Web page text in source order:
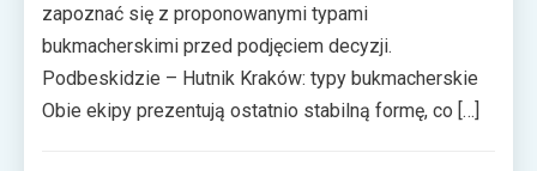
zapoznać się z proponowanymi typami
bukmacherskimi przed podjęciem decyzji.
Podbeskidzie – Hutnik Kraków: typy bukmacherskie
Obie ekipy prezentują ostatnio stabilną formę, co […]